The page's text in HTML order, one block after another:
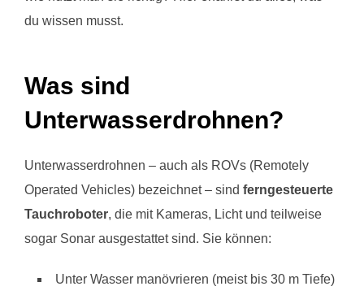
du wissen musst.
Was sind
Unterwasserdrohnen?
Unterwasserdrohnen – auch als ROVs (Remotely
Operated Vehicles) bezeichnet – sind ferngesteuerte
Tauchroboter, die mit Kameras, Licht und teilweise
sogar Sonar ausgestattet sind. Sie können:
Unter Wasser manövrieren (meist bis 30 m Tiefe)